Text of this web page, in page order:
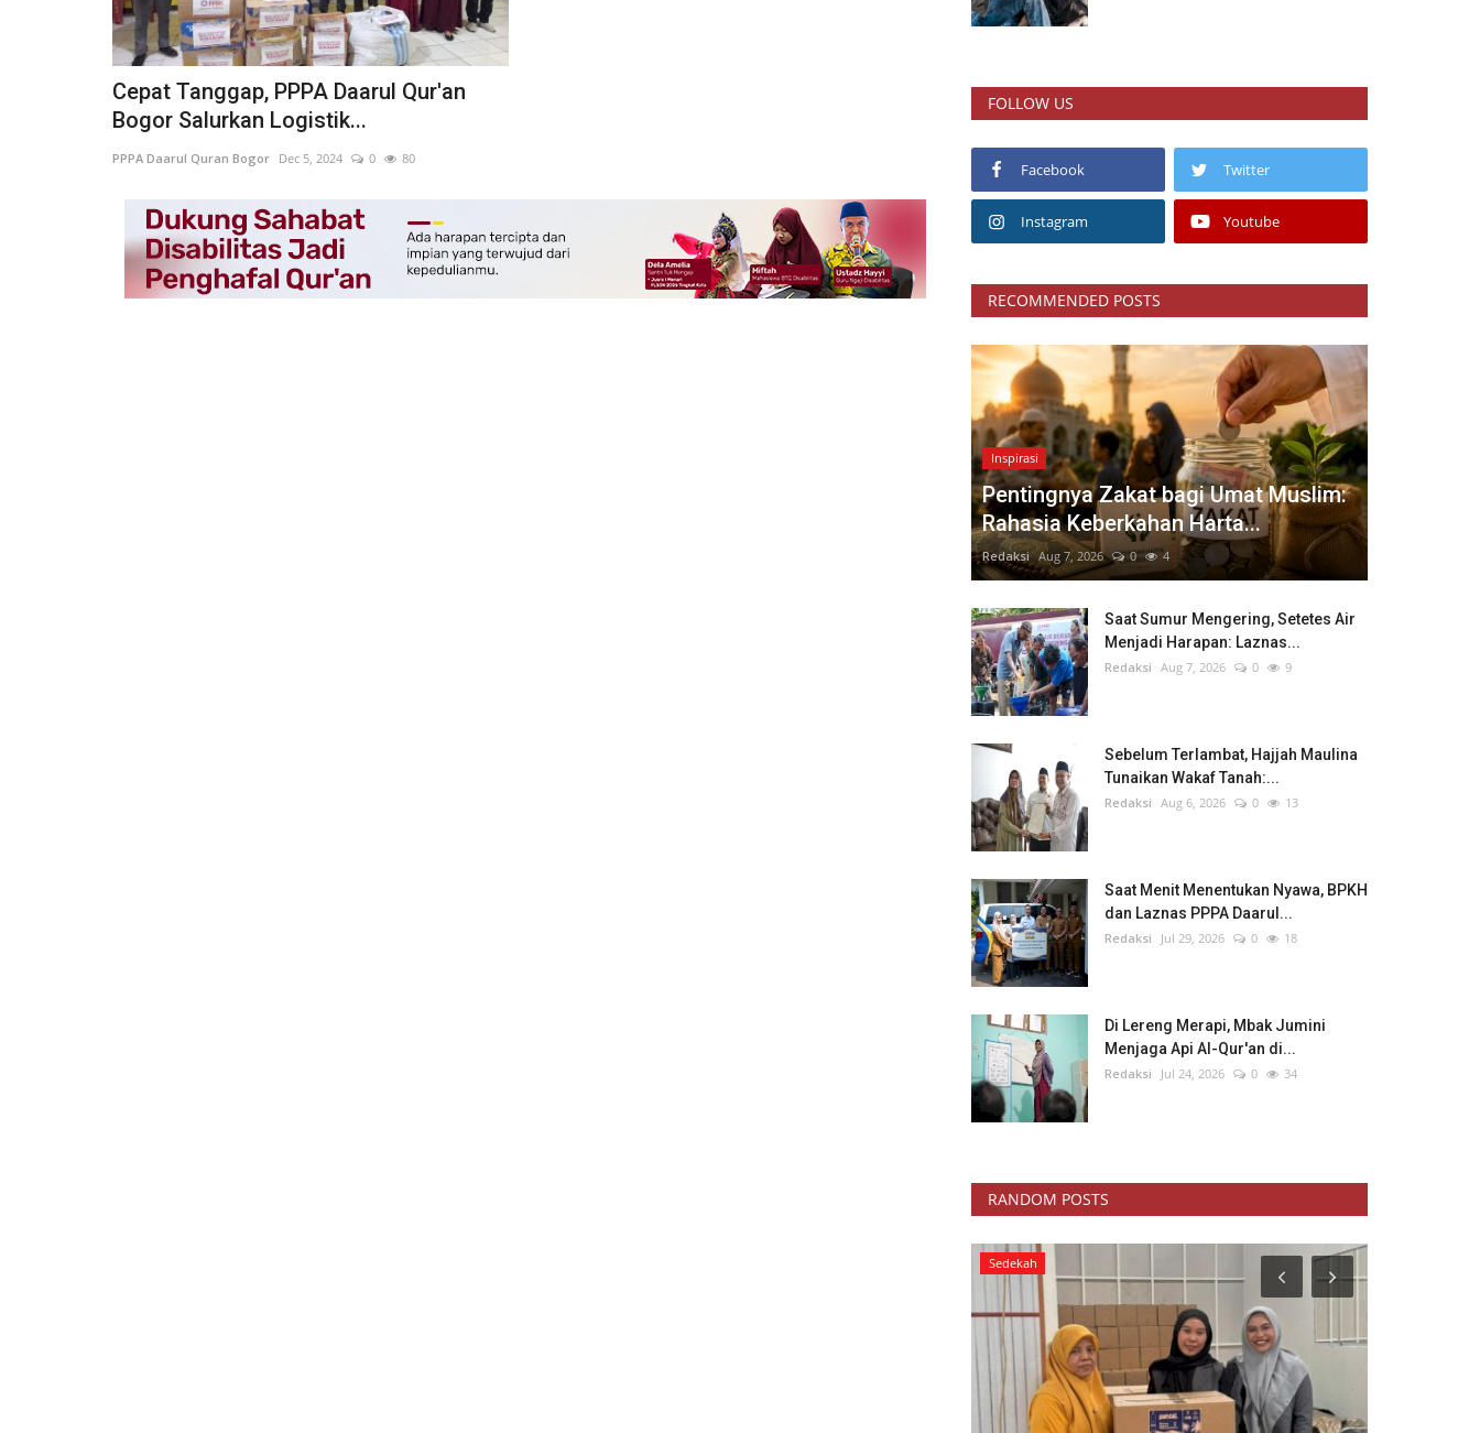
Cepat Tanggap, PPPA Daarul Qur'an
Bogor Salurkan Logistik...
PPPA Daarul Quran Bogor Dec 5, 2024 0 80
FOLLOW US
Facebook Twitter
Instagram Youtube
RECOMMENDED POSTS
Inspirasi
Pentingnya Zakat bagi Umat Muslim:
Rahasia Keberkahan Harta...
Redaksi Aug 7, 2026 0 4
Saat Sumur Mengering, Setetes Air
Menjadi Harapan: Laznas...
Redaksi Aug 7, 2026 0 9
Sebelum Terlambat, Hajjah Maulina
Tunaikan Wakaf Tanah:...
Redaksi Aug 6, 2026 0 13
Saat Menit Menentukan Nyawa, BPKH
dan Laznas PPPA Daarul...
Redaksi Jul 29, 2026 0 18
Di Lereng Merapi, Mbak Jumini
Menjaga Api Al-Qur'an di...
Redaksi Jul 24, 2026 0 34
RANDOM POSTS
Lain-lain